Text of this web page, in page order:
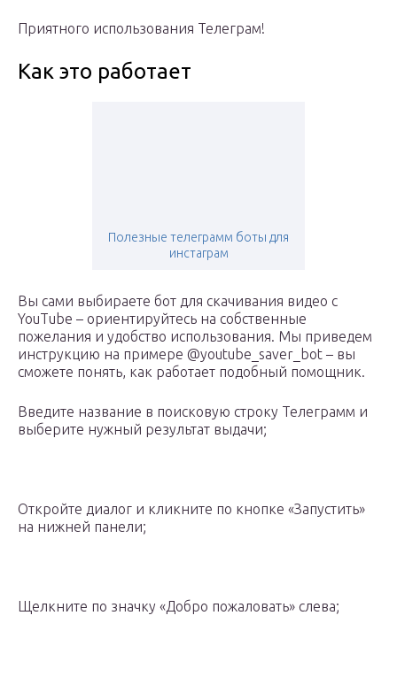
Приятного использования Телеграм!
Как это работает
Полезные телеграмм боты для
инстаграм
Вы сами выбираете бот для скачивания видео с
YouTube – ориентируйтесь на собственные
пожелания и удобство использования. Мы приведем
инструкцию на примере @youtube_saver_bot – вы
сможете понять, как работает подобный помощник.
Введите название в поисковую строку Телеграмм и
выберите нужный результат выдачи;
Откройте диалог и кликните по кнопке «Запустить»
на нижней панели;
Щелкните по значку «Добро пожаловать» слева;